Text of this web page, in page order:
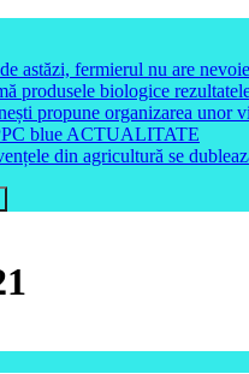
astăzi, fermierul nu are
produsele biologice
propune organizarea unor
blue ACTUALITATE
din agricultură se